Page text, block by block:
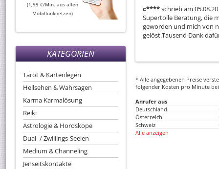
(1,99 €/Min. aus allen
Mobilfunknetzen)
KATEGORIEN
Tarot & Kartenlegen
Hellsehen & Wahrsagen
Karma Karmalösung
Reiki
Astrologie & Horoskope
Dual- / Zwillings-Seelen
Medium & Channeling
Jenseitskontakte
c****schrieb am
Supertolle Beratung, die
geworden und mich von
gelöst.Tausend Dank
* Alle angegebenen Preise
folgender Kosten pro Minute
Anrufer aus
Deutschland
Österreich
Schweiz
Alle anzeigen